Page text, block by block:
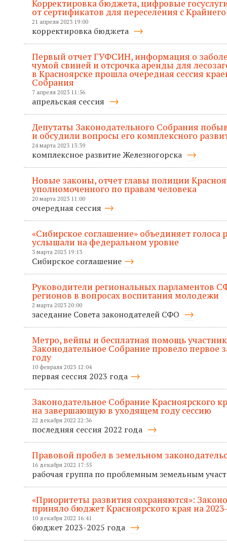
Корректировка бюджета, цифровые
от сертификатов для переселения с
21 апреля 2023 19:00
корректировка бюджета
Первый отчет ГУФСИН, информация о
чумой свиней и отсрочка аренды для
в Красноярске прошла очередная сессия
Собрания
7 апреля 2023 11:56
апрельская сессия
Депутаты Законодательного Собрания
и обсудили вопросы его комплексного
24 марта 2023 13:39
комплексное развитие Железногорска
Новые законы, отчет главы полиции
уполномоченного по правам человека
20 марта 2023 11:00
очередная сессия
«Сибирское соглашение» объединяет голоса
услышали на федеральном уровне
3 марта 2023 19:13
Сибирское соглашение
Руководители региональных парламентов
регионов в вопросах воспитания молодежи
2 марта 2023 20:00
заседание Совета законодателей СФО
Метро, вейпы и бесплатная помощь
Законодательное Собрание провело первое
году
10 февраля 2023 12:04
первая сессия 2023 года
Законодательное Собрание Красноярского
на завершающую в уходящем году сессию
22 декабря 2022 22:36
последняя сессия 2022 года
Правовой пробел в земельном
16 декабря 2022 17:55
рабочая группа по проблемным земельным
«Приоритеты развития сохраняются»:
приняло бюджет Красноярского края на
10 декабря 2022 16:41
бюджет 2023-2025 года